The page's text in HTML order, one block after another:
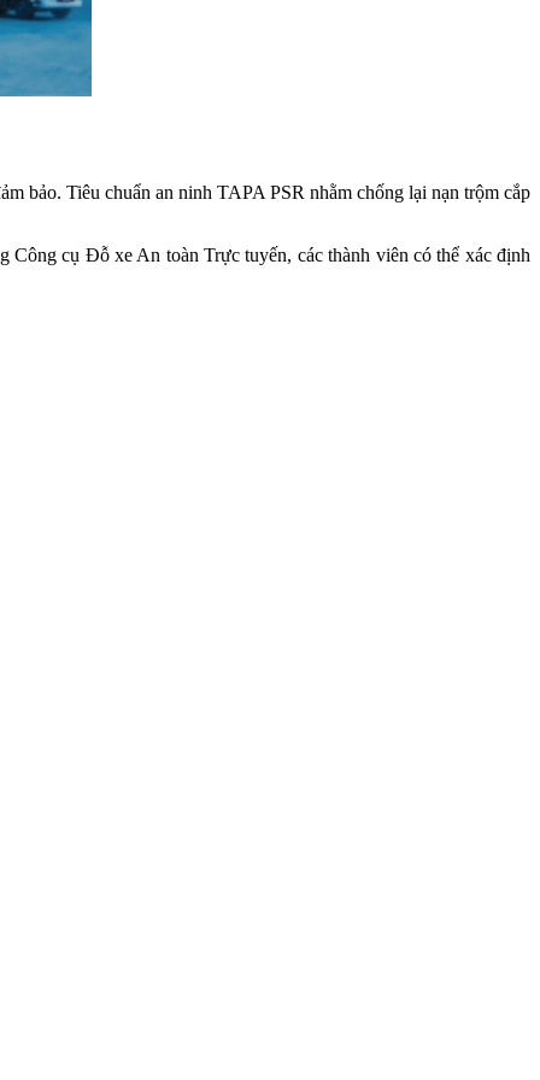
bảo. Tiêu chuẩn an ninh TAPA PSR nhằm chống lại nạn trộm cắp
Công cụ Đỗ xe An toàn Trực tuyến, các thành viên có thể xác định